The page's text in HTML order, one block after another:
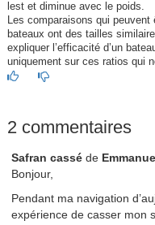
lest et diminue avec le poids.
Les comparaisons qui
bateaux ont des tailles
expliquer l’efficacité d’un
uniquement sur ces ratios qui
2 commentaires
Safran cassé de
Bonjour,
Pendant ma navigation
expérience de casser mon